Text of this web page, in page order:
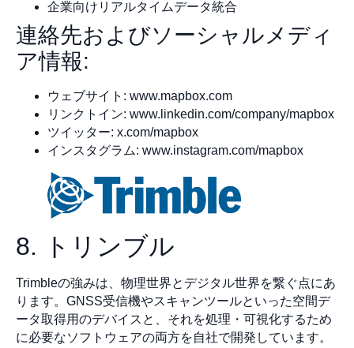
企業向けリアルタイムデータ統合
連絡先およびソーシャルメディ
ア情報:
ウェブサイト: www.mapbox.com
リンクトイン: www.linkedin.com/company/mapbox
ツイッター: x.com/mapbox
インスタグラム: www.instagram.com/mapbox
8. トリンブル
Trimbleの強みは、物理世界とデジタル世界を繋ぐ点にあ
ります。GNSS受信機やスキャンツールといった空間デ
ータ取得用のデバイスと、それを処理・可視化するため
に必要なソフトウェアの両方を自社で開発しています。